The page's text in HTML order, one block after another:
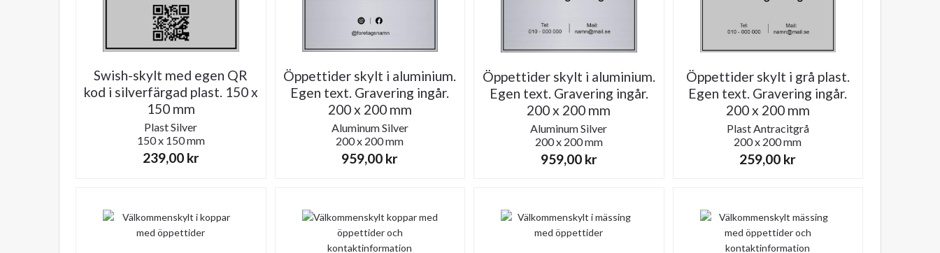
Swish-skylt med egen QR
kod i silverfärgad plast. 150 x
150 mm
PlastSilver
150 x 150 mm
239,00 kr
Öppettider skylt i aluminium.
Egen text. Gravering ingår.
200 x 200 mm
AluminumSilver
200 x 200 mm
959,00 kr
Öppettider skylt i aluminium.
Egen text. Gravering ingår.
200 x 200 mm
AluminumSilver
200 x 200 mm
959,00 kr
Öppettider skylt i grå plast.
Egen text. Gravering ingår.
200 x 200 mm
Plast Antracitgrå
200 x 200 mm
259,00 kr